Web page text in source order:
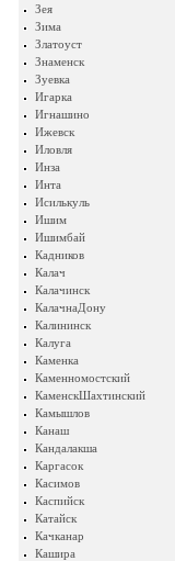
Зея
Зима
Златоуст
Знаменск
Зуевка
Игарка
Игнашино
Ижевск
Иловля
Инза
Инта
Исилькуль
Ишим
Ишимбай
Кадников
Калач
Калачинск
КалачнаДону
Калининск
Калуга
Каменка
Каменномостский
КаменскШахтинский
Камышлов
Канаш
Кандалакша
Каргасок
Касимов
Каспийск
Катайск
Качканар
Кашира